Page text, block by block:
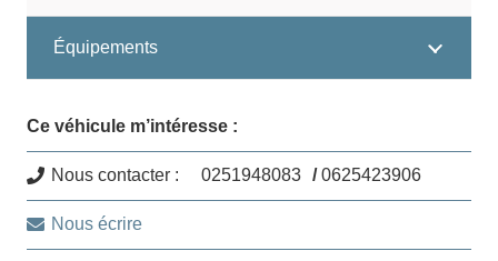
Équipements
Ce véhicule m’intéresse :
Nous contacter : 0251948083 /0625423906
Nous écrire